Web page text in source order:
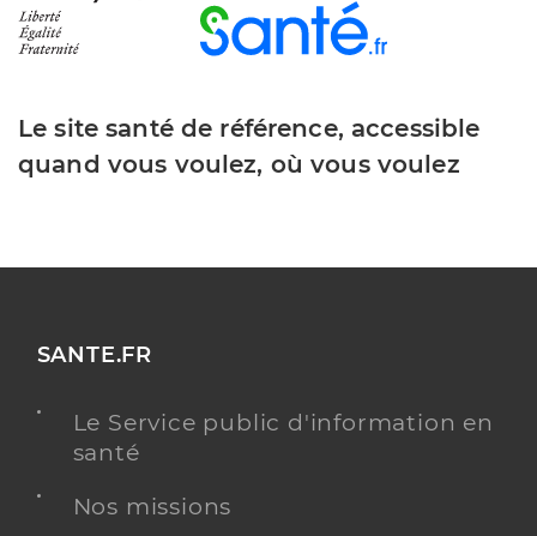
Le site santé de référence, accessible
quand vous voulez, où vous voulez
SANTE.FR
Le Service public d'information en
santé
Nos missions